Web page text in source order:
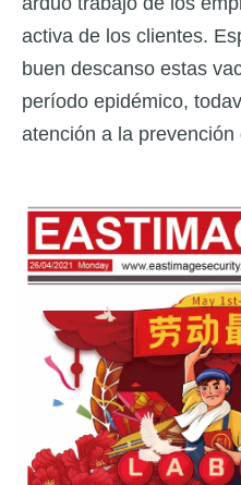
activa de los clientes.
buen descanso estas
período epidémico,
atención a la prevención